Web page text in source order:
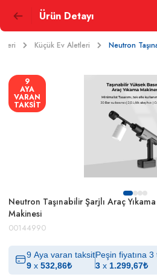
Ürün Detayı
Küçük Ev Aletleri Neutron
9
AYA
VARAN
TAKSİT
Neutron Taşınabilir Şarjlı Araç Yıkama
Makinesi
00144990
9 Aya varan taksit
9 x 532,86₺
Peşin fiyatına 3
3 x 1.299,67₺